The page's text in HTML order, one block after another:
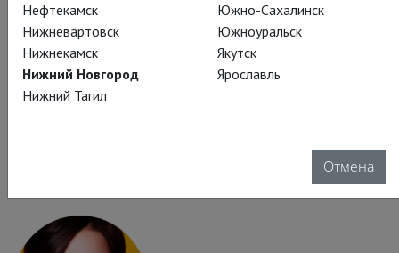
Лариса Гребенщикова
Нефтекамск
Нижневартовск
Нижнекамск
Нижний Новгород
Нижний Тагил
Южно-Сахалинск
Южноуральск
Якутск
Ярославль
Отмена